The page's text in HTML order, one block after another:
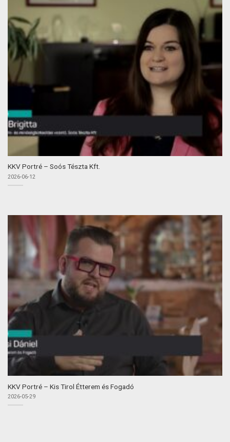
KKV Portré – Soós Tészta Kft.
2026-06-12
KKV Portré – Kis Tirol Étterem és Fogadó
2026-05-29